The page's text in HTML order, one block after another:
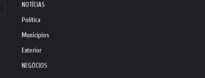
NOTÍCIAS
Política
Municípios
Exterior
NEGÓCIOS